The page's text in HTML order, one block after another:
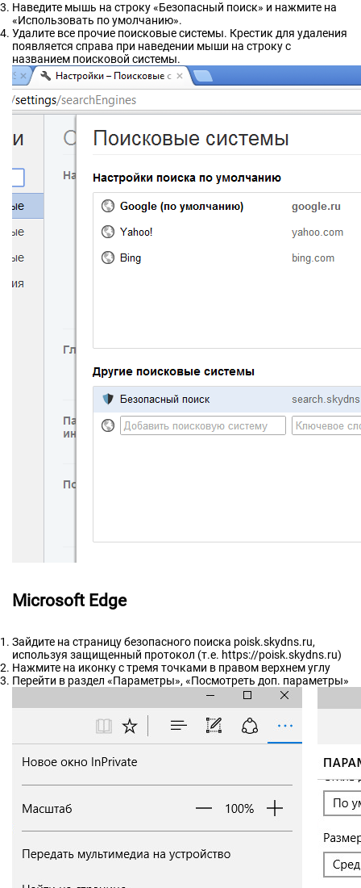
Наведите мышь на строку «Безопасный поиск» и нажмите на
«Использовать по умолчанию».
Удалите все прочие поисковые системы. Крестик для удаления
появляется справа при наведении мыши на строку с
названием поисковой системы.
Microsoft Edge
Зайдите на страницу безопасного поиска poisk.skydns.ru,
используя защищенный протокол (т.е. https://poisk.skydns.ru)
Нажмите на иконку с тремя точками в правом верхнем углу
Перейти в раздел «Параметры», «Посмотреть доп. параметры»